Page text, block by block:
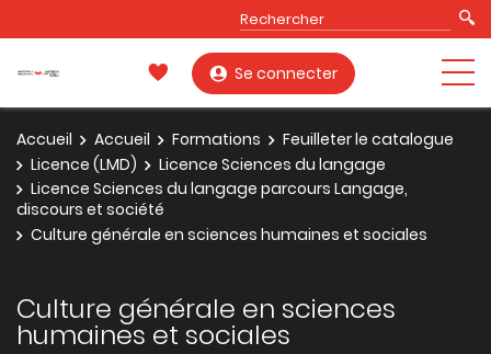
Se connecter
Accueil Accueil Formations
Feuilleter le catalogue
Licence (LMD)
Licence Sciences du langage
Licence Sciences du langage parcours Langage,
discours et société
Culture générale en sciences humaines et sociales
Culture générale en sciences
humaines et sociales